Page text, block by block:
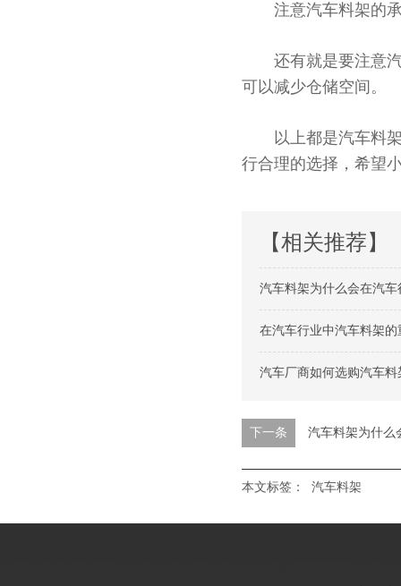
注意汽车料架的承载范
还有就是要注意汽车料
可以减少仓储空间。
以上都是汽车料架
行合理的选择，希
【相关推荐】
汽车料架为什么会在汽
在汽车行业中汽车料架的
汽车厂商如何选购汽车料
下一条 汽车料架为什么
本文标签： 汽车料架